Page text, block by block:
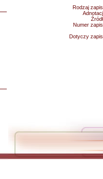
Rodzaj
Numer
Dotyczy